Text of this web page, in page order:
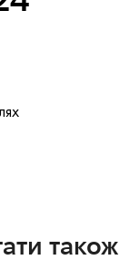
також